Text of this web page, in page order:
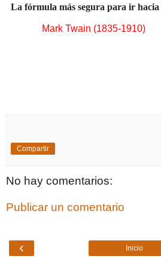
La fórmula más segura para ir hacia
Mark Twain (1835-1910)
Compartir
No hay comentarios:
Publicar un comentario
‹ Inicio